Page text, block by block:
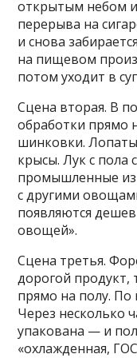
открытым небом и
перерыва на
и снова
на пищевом
потом уходит в
Сцена вторая. В
обработки прямо
шинковки.
крысы. Лук с пола
промышленные
с другими
появляются
овощей».
Сцена третья.
дорогой продукт,
прямо на полу. По
Через несколько
упакована — и
«охлажденная,